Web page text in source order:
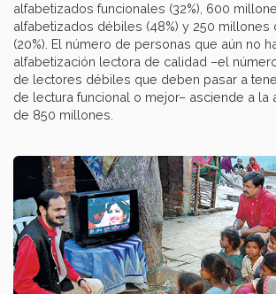
alfabetizados funcionales (32%), 600
alfabetizados débiles (48%) y 250 millones
(20%). El número de personas que aún no
alfabetización lectora de calidad –el
de lectores débiles que deben pasar a
de lectura funcional o mejor– asciende a la
de 850 millones.